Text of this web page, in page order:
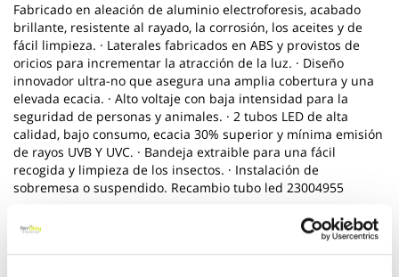
Fabricado en aleación de aluminio electroforesis, acabado
brillante, resistente al rayado, la corrosión, los aceites y de
fácil limpieza. · Laterales fabricados en ABS y provistos de
oricios para incrementar la atracción de la luz. · Diseño
innovador ultra-no que asegura una amplia cobertura y una
elevada ecacia. · Alto voltaje con baja intensidad para la
seguridad de personas y animales. · 2 tubos LED de alta
calidad, bajo consumo, ecacia 30% superior y mínima emisión
de rayos UVB Y UVC. · Bandeja extraible para una fácil
recogida y limpieza de los insectos. · Instalación de
sobremesa o suspendido. Recambio tubo led 23004955
*** Utilice los biocidas de forma segura. Lea siempre la
etiqueta y la informacion sobre el biocida antes de usarlo